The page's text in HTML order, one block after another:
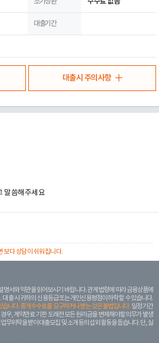
대출기간
대출시 주의사항
말씀해주세요
보다 상담이 쉬워집니다.
서와 약관을 읽어보시기 바랍니다. 관계 법령에 따라 금융상품에
출 시 귀하의 신용등급 또는 개인신용평점이 하락할 수 있습니다.
습니다. 중개수수료를 요구하거나 받는 것은 불법입니다. 일정 기간
우, 계약만료 기한 도래전 모든 원리금을 변제해야할 의무가 발생
무위탁을 받아 대출모집 및 소개 등의 섭외 활동을 돕습니다. 단, 실